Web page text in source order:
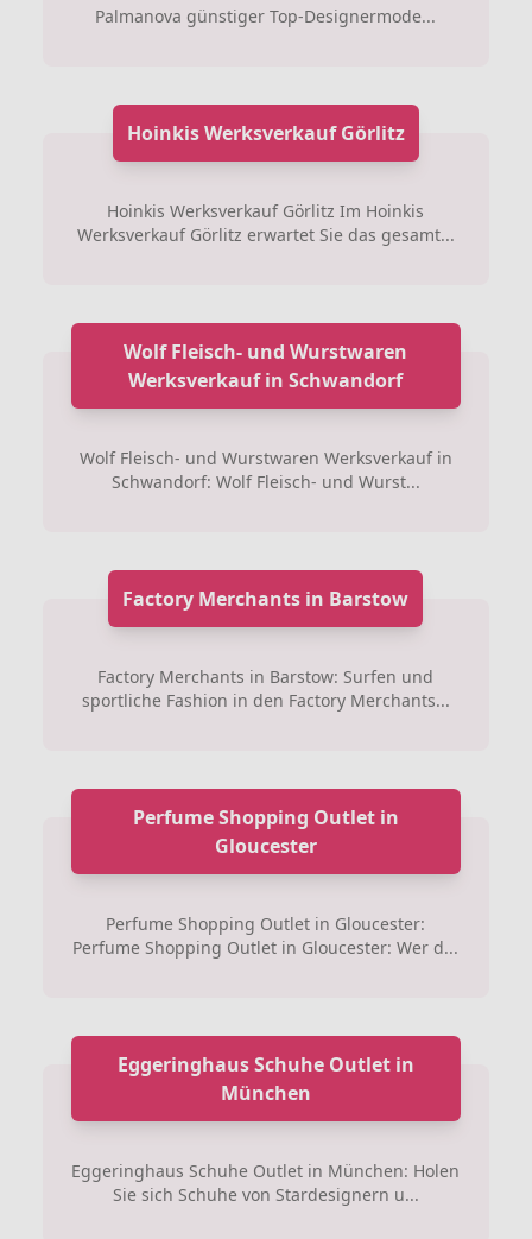
Palmanova günstiger Top-Designermode...
Hoinkis Werksverkauf Görlitz
Hoinkis Werksverkauf Görlitz Im Hoinkis
Werksverkauf Görlitz erwartet Sie das gesamt...
Wolf Fleisch- und Wurstwaren
Werksverkauf in Schwandorf
Wolf Fleisch- und Wurstwaren Werksverkauf in
Schwandorf: Wolf Fleisch- und Wurst...
Factory Merchants in Barstow
Factory Merchants in Barstow: Surfen und
sportliche Fashion in den Factory Merchants...
Perfume Shopping Outlet in
Gloucester
Perfume Shopping Outlet in Gloucester:
Perfume Shopping Outlet in Gloucester: Wer d...
Eggeringhaus Schuhe Outlet in
München
Eggeringhaus Schuhe Outlet in München: Holen
Sie sich Schuhe von Stardesignern u...